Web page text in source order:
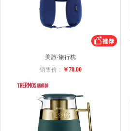
美旅-旅行枕
销售价： ￥78.00